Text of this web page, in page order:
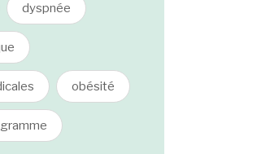
dyspnée
obésité